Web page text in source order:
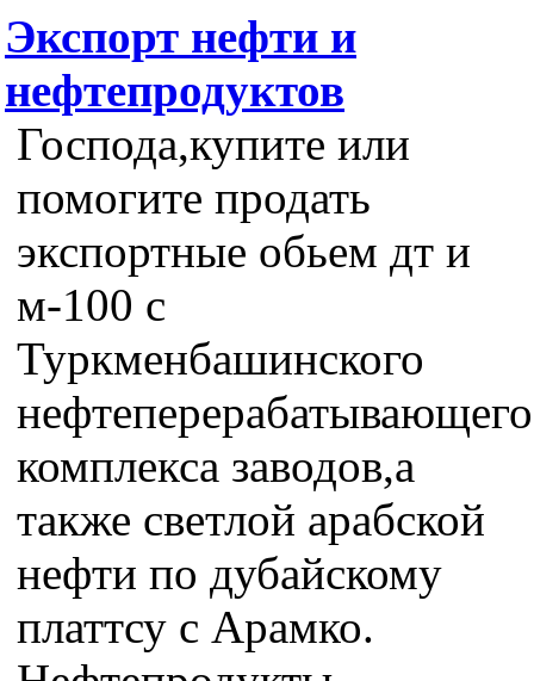
Экспорт нефти и
нефтепродуктов
Господа,купите или
помогите продать
экспортные обьем дт и
м-100 с
Туркменбашинского
нефтеперерабатывающего
комплекса заводов,а
также светлой арабской
нефти по дубайскому
платтсу с Арамко.